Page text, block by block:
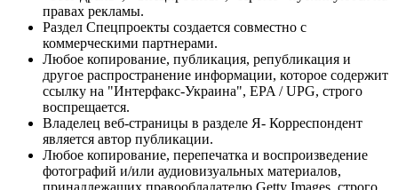
правах рекламы.
Раздел Спецпроекты создается совместно с
коммерческими партнерами.
Любое копирование, публикация, републикация и
другое распространение информации, которое содержит
ссылку на "Интерфакс-Украина", EPA / UPG, строго
воспрещается.
Владелец веб-страницы в разделе Я- Корреспондент
является автор публикации.
Любое копирование, перепечатка и воспроизведение
фотографий и/или аудиовизуальных материалов,
принадлежащих правообладателю Getty Images, строго